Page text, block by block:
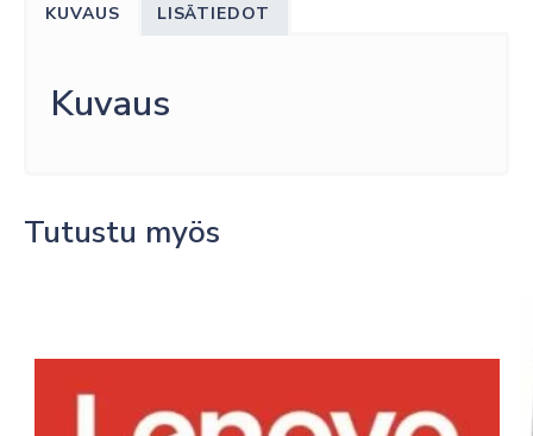
KUVAUS LISÄTIEDOT
Kuvaus
Tutustu myös